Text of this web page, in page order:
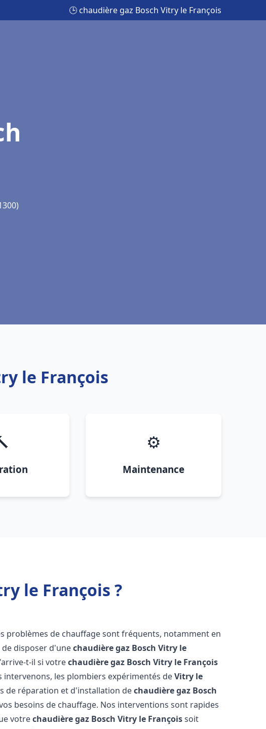
🕒 chaudière gaz Bosch Vitry le François
le François
⚙️
Maintenance
le François ?
problèmes de chauffage sont fréquents, notamment en
de disposer d'unechaudière gaz Bosch Vitry le
t-il si votrechaudière gaz Bosch Vitry le François
intervenons, les plombiers expérimentés deVitry le
de réparation et d'installation dechaudière gaz Bosch
besoins de chauffage. Nos interventions sont rapides
votrechaudière gaz Bosch Vitry le Françoissoit